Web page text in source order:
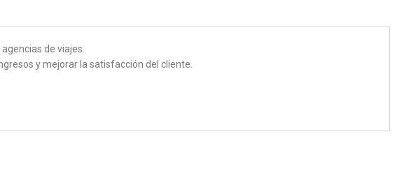
de viajes.
y mejorar la satisfacción del cliente.